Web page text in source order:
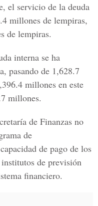
el servicio de la deuda
millones de lempiras,
de lempiras.
interna se ha
pasando de 1,628.7
millones en este
millones.
de Finanzas no
de
de pago de los
de previsión
financiero.